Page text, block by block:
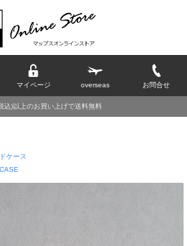
マイページ overseas お問合せ
込)以上のお買い上げで送料無料
ケース